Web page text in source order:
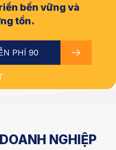
bền vững và
tồn.
PHÍ 90
NGHIỆP